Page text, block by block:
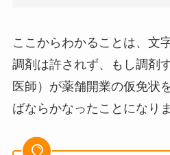
ここからわかることは、文
調剤は許されず、もし調剤
医師）が薬舗開業の仮免状
ばならかなったことになりま